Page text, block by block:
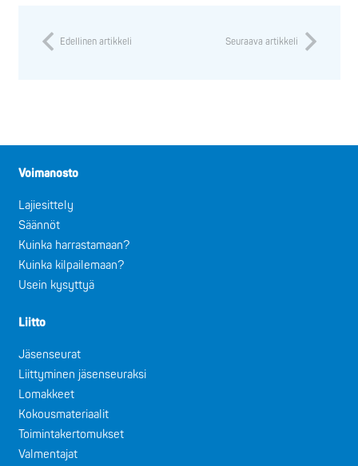
Edellinen artikkeli Seuraava artikkeli
Voimanosto
Lajiesittely
Säännöt
Kuinka harrastamaan?
Kuinka kilpailemaan?
Usein kysyttyä
Liitto
Jäsenseurat
Liittyminen jäsenseuraksi
Lomakkeet
Kokousmateriaalit
Toimintakertomukset
Valmentajat